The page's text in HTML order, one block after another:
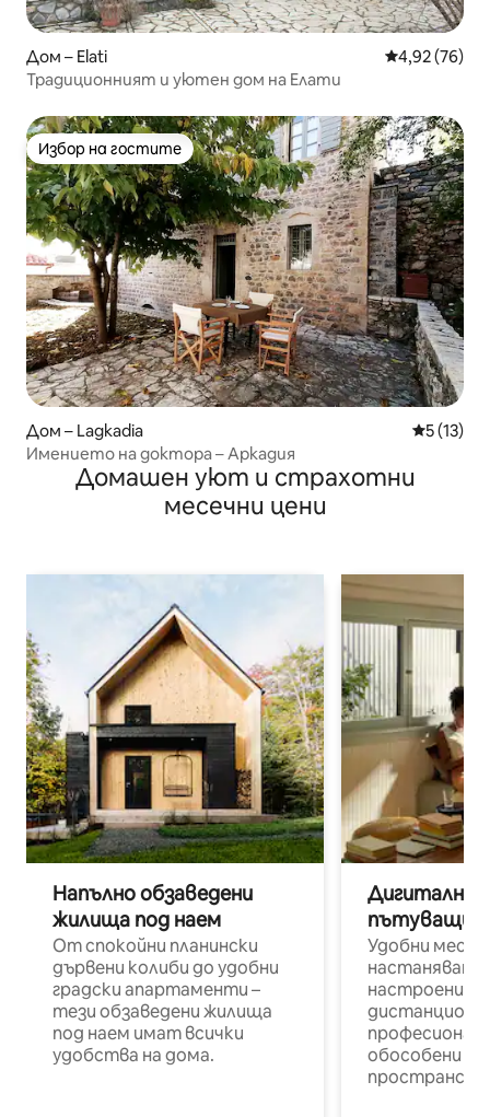
Дом – Elati Средна
4,92 (76)
Традиционният и уютен дом на Елати
Избор на гостите
Избор на гостите
Дом – Lagkadia Средна
5 (13)
Имението на доктора – Аркадия
Домашен уют и страхотни
месечни цени
Напълно обзаведени
жилища под наем
От спокойни планински
дървени колиби до удобни
градски апартаменти –
тези обзаведени жилища
под наем имат всички
удобства на дома.
Дигитални
пътуващи
Удобни
настаняване
настроени и
обособени